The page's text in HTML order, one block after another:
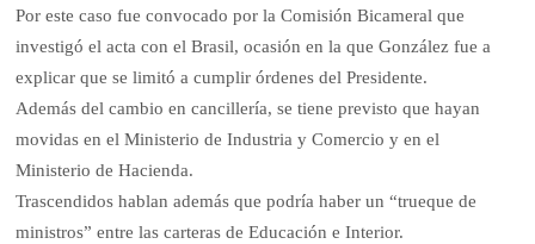
Por este caso fue convocado por la Comisión Bicameral que
investigó el acta con el Brasil, ocasión en la que González fue a
explicar que se limitó a cumplir órdenes del Presidente.
Además del cambio en cancillería, se tiene previsto que hayan
movidas en el Ministerio de Industria y Comercio y en el
Ministerio de Hacienda.
Trascendidos hablan además que podría haber un “trueque de
ministros” entre las carteras de Educación e Interior.